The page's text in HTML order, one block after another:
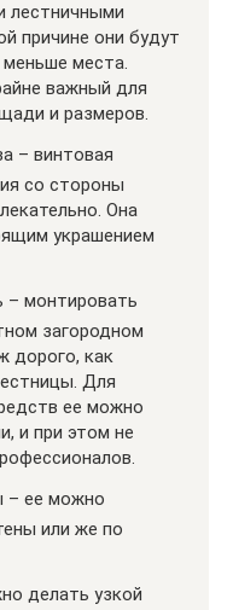
лестничными
причине они будут
места.
важный для
и размеров.
– винтовая
со стороны
Она
украшением
– монтировать
загородном
дорого, как
Для
ее можно
и при этом не
– ее можно
или же по
делать узкой